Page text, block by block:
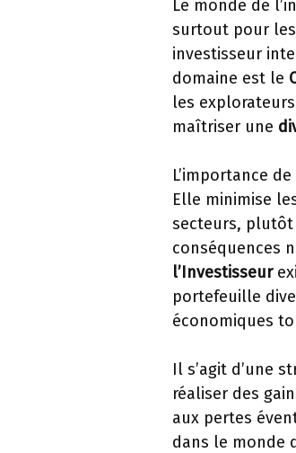
Le monde de
surtout pour les
investisseur
domaine est le
les
maîtriser une
L’importance
Elle minimise
secteurs, plutôt
conséquences
l’Investisseur
portefeuille
économiques
Il s’agit d’une
réaliser des
aux pertes
dans le monde